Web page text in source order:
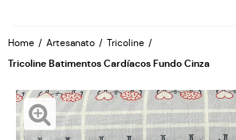
Home Artesanato Tricoline
Tricoline Batimentos Cardíacos Fundo Cinza